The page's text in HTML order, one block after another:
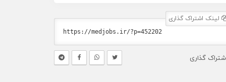
لینک اشتراک گذاری
گذاری